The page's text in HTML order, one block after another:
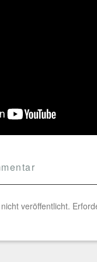
veröffentlicht.